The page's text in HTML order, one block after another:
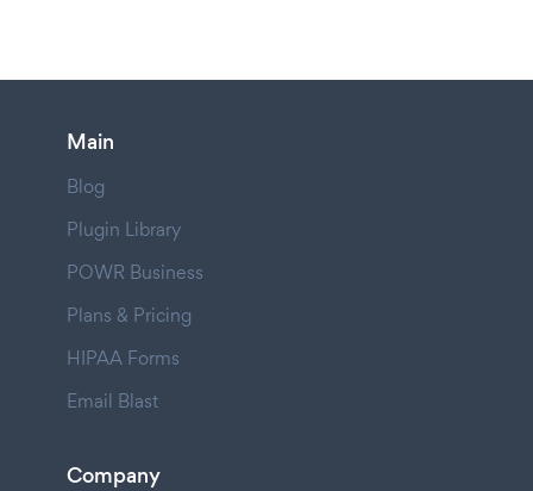
Main
Blog
Plugin Library
POWR Business
Plans & Pricing
HIPAA Forms
Email Blast
Company